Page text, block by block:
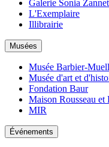
Galerie Sonia
L'Exemplaire
Illibrairie
Musées
Musée Barbier-
Musée d'art et
Fondation Baur
Maison Rousseau et
MIR
Événements